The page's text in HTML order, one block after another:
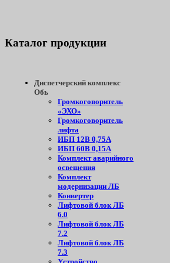
Каталог продукции
Диспетчерский комплекс
Обь
Громкоговоритель
«ЭХО»
Громкоговоритель
лифта
ИБП 12В 0,75А
ИБП 60В 0,15А
Комплект аварийного
освещения
Комплект
модернизации ЛБ
Конвертер
Лифтовой блок ЛБ
6.0
Лифтовой блок ЛБ
7.2
Лифтовой блок ЛБ
7.3